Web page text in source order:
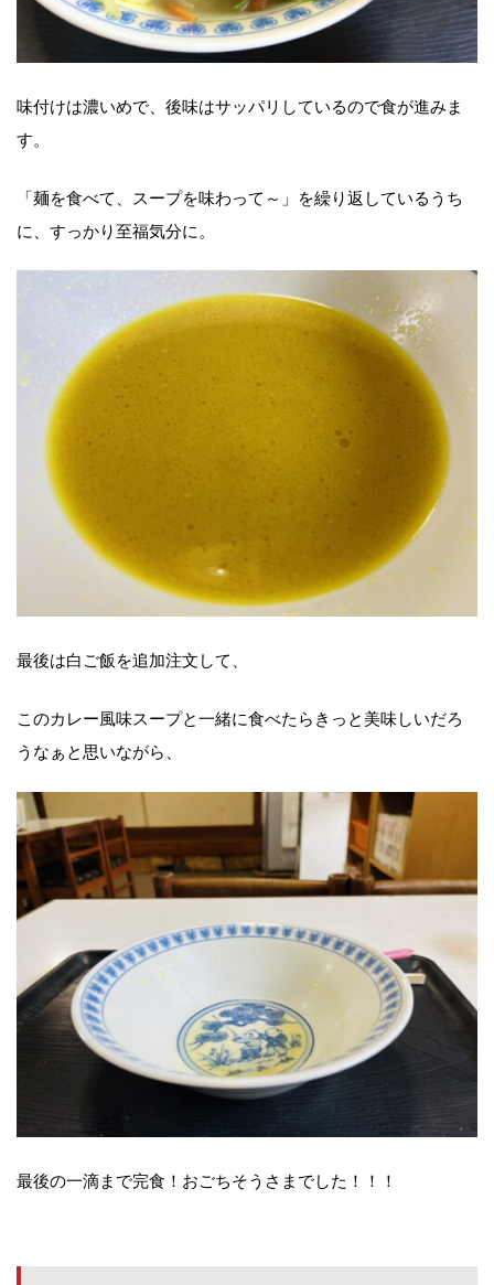
味付けは濃いめで、後味はサッパリしているので食が進みま
す。
「麺を食べて、スープを味わって～」を繰り返しているうち
に、すっかり至福気分に。
最後は白ご飯を追加注文して、
このカレー風味スープと一緒に食べたらきっと美味しいだろ
うなぁと思いながら、
最後の一滴まで完食！おごちそうさまでした！！！